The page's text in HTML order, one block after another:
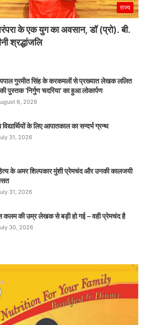
राज्य
के एक युग का अवसान, डॉ (प्रो). बी.
श्रद्धांजलि
गुरमीत सिंह के करकमलों से प्रख्यात लेखक ललित
की पुस्तक ‘निर्गुण चदरिया’ का हुआ लोकार्पण
6, 2026
विद्यार्थियों के लिए आपातकाल का सन्दर्भ ग्रन्थ
31, 2026
के अमर शिल्पकार मुंशी प्रेमचंद और उनकी कालजयी
31, 2026
कलम की उम्र लेखक से बड़ी हो गई – वही प्रेमचंद है
30, 2026